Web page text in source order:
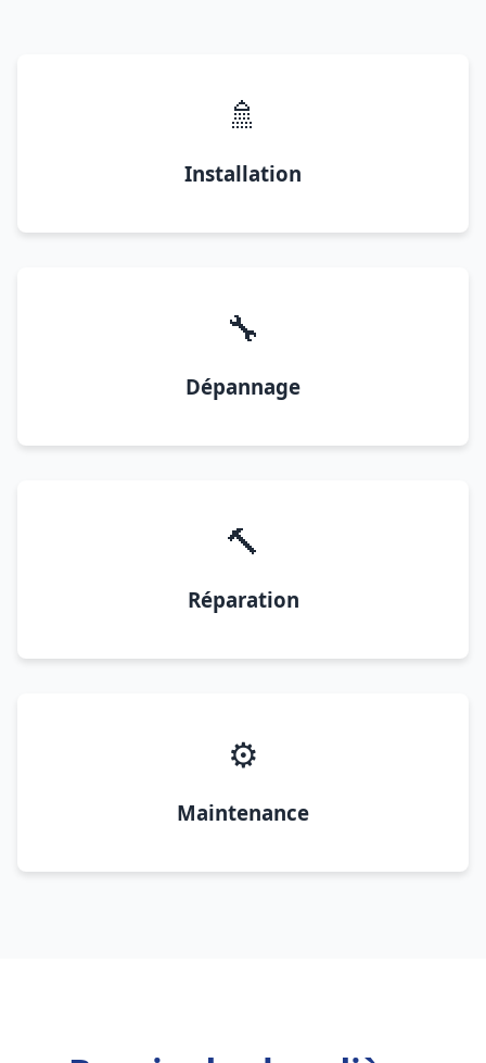
🚿
Installation
🔧
Dépannage
🔨
Réparation
⚙️
Maintenance